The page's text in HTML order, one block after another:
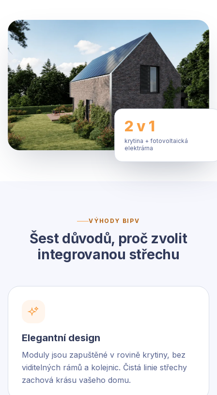
2 v 1
krytina + fotovoltaická
elektrárna
VÝHODY BIPV
Šest důvodů, proč zvolit
integrovanou střechu
Elegantní design
Moduly jsou zapuštěné v rovině krytiny, bez
viditelných rámů a kolejnic. Čistá linie střechy
zachová krásu vašeho domu.